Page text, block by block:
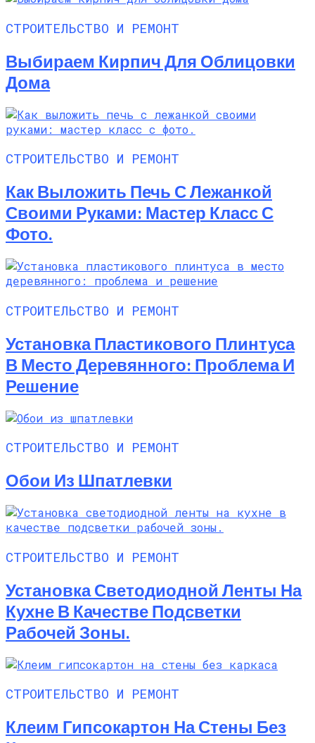
СТРОИТЕЛЬСТВО И РЕМОНТ
Выбираем Кирпич Для Облицовки
Дома
СТРОИТЕЛЬСТВО И РЕМОНТ
Как Выложить Печь С Лежанкой
Своими Руками: Мастер Класс С
Фото.
СТРОИТЕЛЬСТВО И РЕМОНТ
Установка Пластикового Плинтуса
В Место Деревянного: Проблема И
Решение
СТРОИТЕЛЬСТВО И РЕМОНТ
Обои Из Шпатлевки
СТРОИТЕЛЬСТВО И РЕМОНТ
Установка Светодиодной Ленты На
Кухне В Качестве Подсветки
Рабочей Зоны.
СТРОИТЕЛЬСТВО И РЕМОНТ
Клеим Гипсокартон На Стены Без